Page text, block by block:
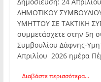
ΔΗΜΟΤΙΚΟΥ
ΥΜΗΤΤΟΥ ΣΕ ΤΑΚΤΙΚΗ
συμμετάσχετε στην 5η
Συμβουλίου Δάφνης-
Απριλίου 2026 ημέρα
Διαβάστε περισσότερα...